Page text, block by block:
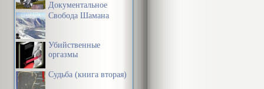
Документальное
расследование
Свобода Шамана
Убийственные
оргазмы
Судьба (книга вторая)